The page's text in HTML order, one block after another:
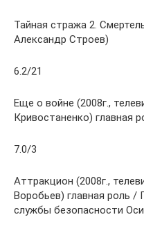
Тайная стража 2.
Александр Строев)
6.2/21
Еще о войне (2008г.,
Кривостаненко) главная
7.0/3
Аттракцион (2008г.,
Воробьев) главная роль /
службы безопасности